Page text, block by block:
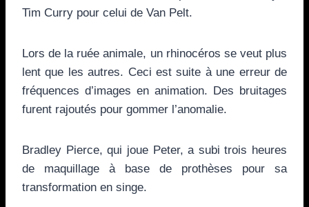
Tim Curry pour celui de Van Pelt.
Lors de la ruée animale, un rhinocéros se veut plus
lent que les autres. Ceci est suite à une erreur de
fréquences d’images en animation. Des bruitages
furent rajoutés pour gommer l’anomalie.
Bradley Pierce, qui joue Peter, a subi trois heures
de maquillage à base de prothèses pour sa
transformation en singe.